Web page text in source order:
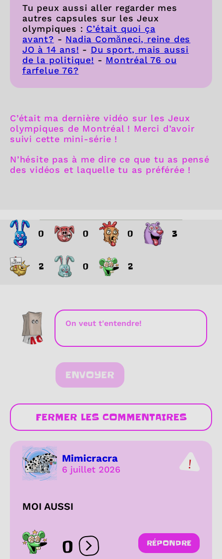
Tu peux aussi aller regarder mes
autres capsules sur les Jeux
olympiques : C’était quoi ça
avant? - Nadia Comăneci, reine des
JO à 14 ans! - Du sport, mais aussi
de la politique! - Montréal 76 ou
farfelue 76?
C’était ma dernière vidéo sur les Jeux
olympiques de Montréal ! Merci d’avoir
suivi cette mini-série !
N’hésite pas à me dire ce que tu as pensé
des vidéos et laquelle tu as préférée !
0 0 0 3
2 0 2
ENVOYER
FERMER LES COMMENTAIRES
Mimicracra
6 juillet 2026
MOI AUSSI
0 Ouvrir les réactions
RÉPONDRE